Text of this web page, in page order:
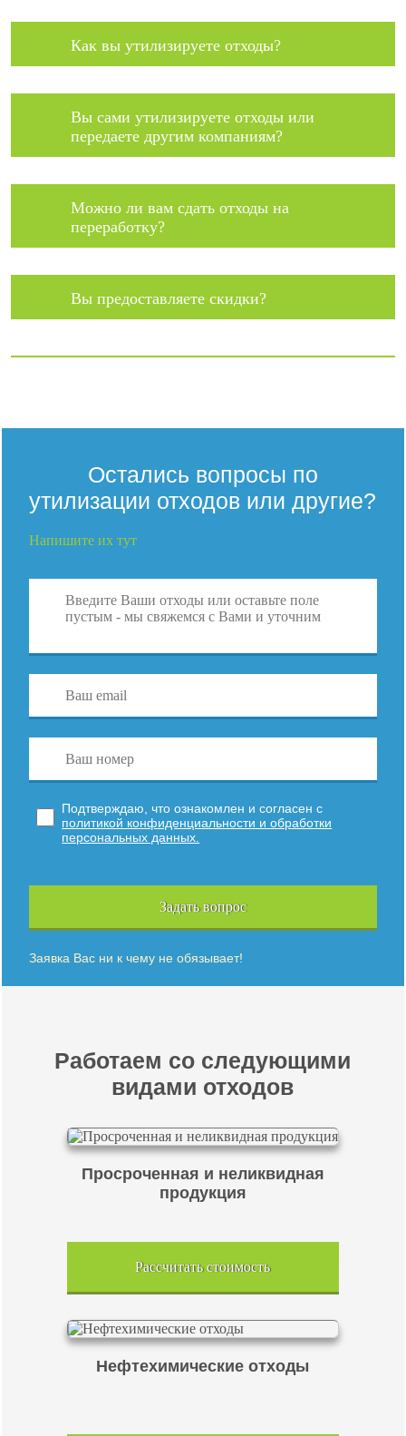
Как вы утилизируете отходы?
Вы сами утилизируете отходы или
передаете другим компаниям?
Можно ли вам сдать отходы на
переработку?
Вы предоставляете скидки?
Остались вопросы по
утилизации отходов или другие?
Напишите их тут
Подтверждаю, что ознакомлен и согласен с
политикой конфиденциальности и обработки
персональных данных.
Задать вопрос
Заявка Вас ни к чему не обязывает!
Работаем со следующими
видами отходов
Просроченная и неликвидная
продукция
Рассчитать стоимость
Нефтехимические отходы